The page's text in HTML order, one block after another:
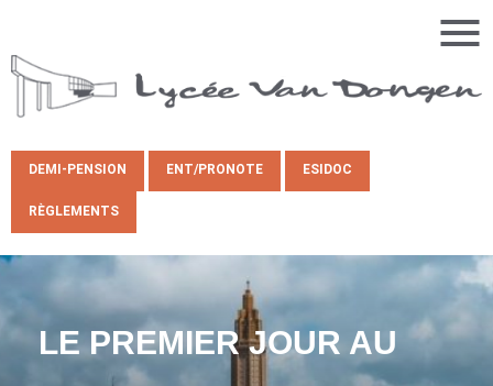
DEMI-PENSION ENT/PRONOTE ESIDOC
RÈGLEMENTS
LE PREMIER JOUR AU